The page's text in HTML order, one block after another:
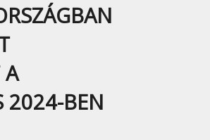
2024-BEN